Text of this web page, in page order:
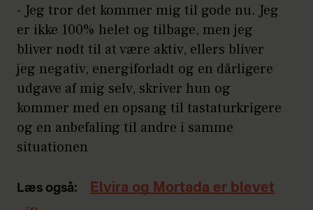
- Jeg tror det kommer mig til gode nu. Jeg
er ikke 100% helet og tilbage, men jeg
bliver nødt til at være aktiv, ellers bliver
jeg negativ, energiforladt og en dårligere
udgave af mig selv, skriver hun og
kommer med en opsang til tastaturkrigere
og en anbefaling til andre i samme
situationen
Læs også:
Elvira og Mortada er blevet